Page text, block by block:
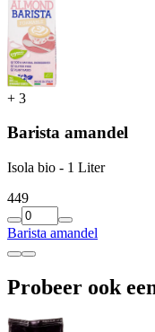
+ 3
Barista amandel
Isola bio - 1 Liter
449
Barista amandel
Probeer ook